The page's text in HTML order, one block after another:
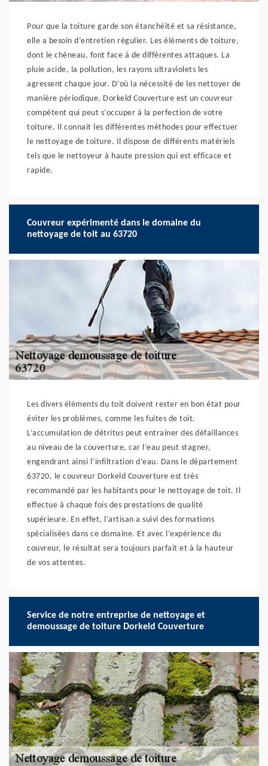
Pour que la toiture garde son étanchéité et sa résistance,
elle a besoin d’entretien régulier. Les éléments de toiture,
dont le chéneau, font face à de différentes attaques. La
pluie acide, la pollution, les rayons ultraviolets les
agressent chaque jour. D’où la nécessité de les nettoyer de
manière périodique. Dorkeld Couverture est un couvreur
compétent qui peut s’occuper à la perfection de votre
toiture. Il connait les différentes méthodes pour effectuer
le nettoyage de toiture. Il dispose de différents matériels
tels que le nettoyeur à haute pression qui est efficace et
rapide.
Couvreur expérimenté dans le domaine du
nettoyage de toit au 63720
Les divers éléments du toit doivent rester en bon état pour
éviter les problèmes, comme les fuites de toit.
L’accumulation de détritus peut entrainer des défaillances
au niveau de la couverture, car l’eau peut stagner,
engendrant ainsi l’infiltration d’eau. Dans le département
63720, le couvreur Dorkeld Couverture est très
recommandé par les habitants pour le nettoyage de toit. Il
effectue à chaque fois des prestations de qualité
supérieure. En effet, l’artisan a suivi des formations
spécialisées dans ce domaine. Et avec l’expérience du
couvreur, le résultat sera toujours parfait et à la hauteur
de vos attentes.
Service de notre entreprise de nettoyage et
demoussage de toiture Dorkeld Couverture